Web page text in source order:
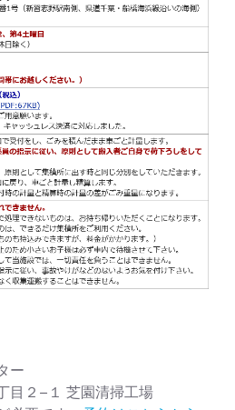
ー
目２−１ 芝園清掃工場